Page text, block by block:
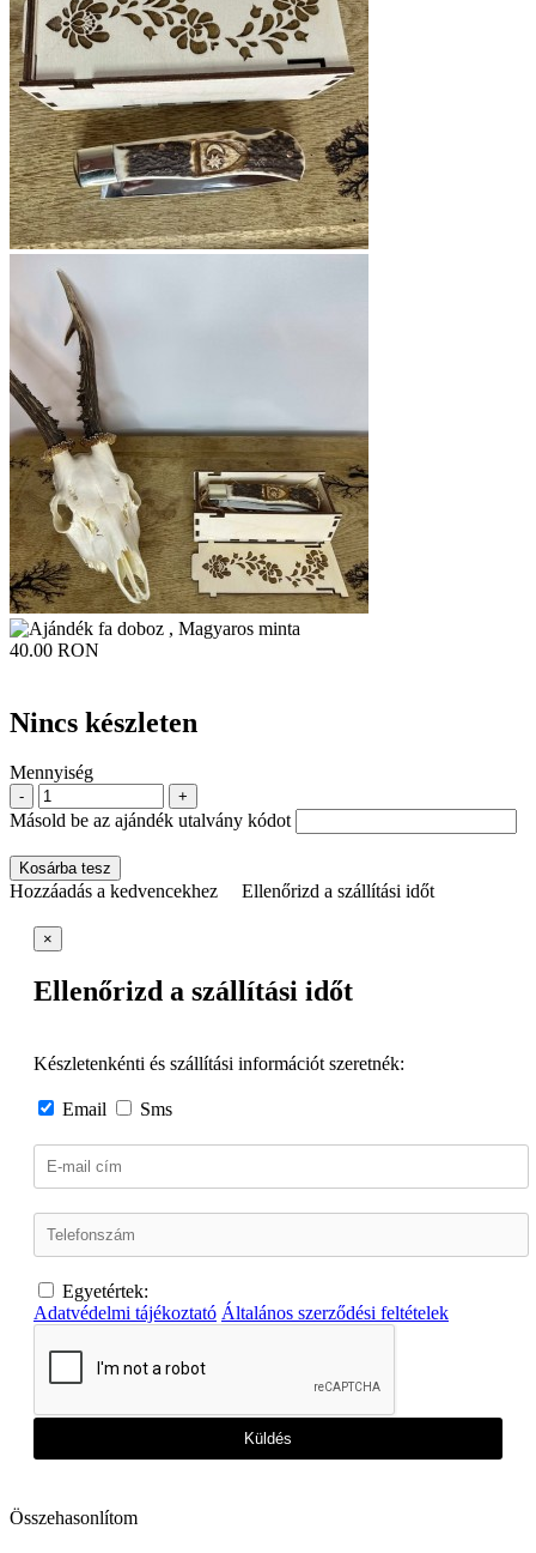
40.00 RON
Nincs készleten
Mennyiség
- +
Másold be az ajándék utalvány kódot
Kosárba tesz
Hozzáadás a kedvencekhez Ellenőrizd a szállítási időt
×
Ellenőrizd a szállítási időt
Készletenkénti és szállítási információt szeretnék:
Email Sms
Egyetértek:
Adatvédelmi tájékoztató Általános szerződési feltételek
Küldés
Összehasonlítom